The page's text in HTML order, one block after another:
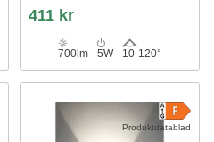
411 kr
700lm 5W 10-120°
Produktdatablad